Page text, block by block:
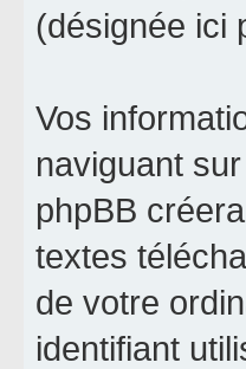
(désignée ici
Vos
naviguant
phpBB
textes
de votre
identifiant